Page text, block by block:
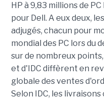
HP à 9,83 millions de
pour Dell. A eux deux,
adjugés, chacun pour
mondial des PC lors du
sur de nombreux
et d'IDC diffèrent en
globale des ventes
Selon IDC, les